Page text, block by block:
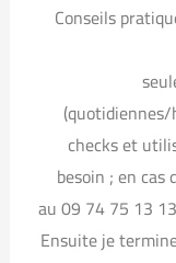
Conseils
18+
checks et
besoin ; en cas
au 09 74 75 13
Ensuite je